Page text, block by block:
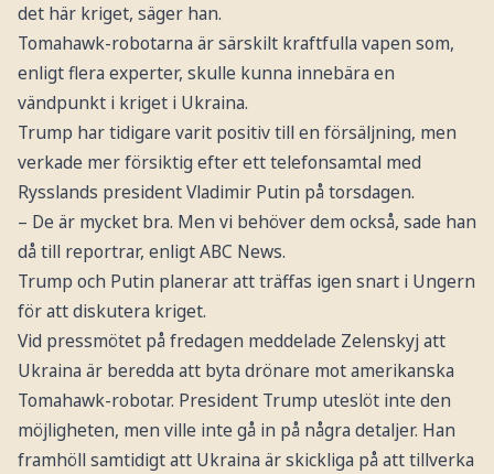
det här kriget, säger han.
Tomahawk-robotarna är särskilt kraftfulla vapen som,
enligt flera experter, skulle kunna innebära en
vändpunkt i kriget i Ukraina.
Trump har tidigare varit positiv till en försäljning, men
verkade mer försiktig efter ett telefonsamtal med
Rysslands president Vladimir Putin på torsdagen.
– De är mycket bra. Men vi behöver dem också, sade han
då till reportrar, enligt ABC News.
Trump och Putin planerar att träffas igen snart i Ungern
för att diskutera kriget.
Vid pressmötet på fredagen meddelade Zelenskyj att
Ukraina är beredda att byta drönare mot amerikanska
Tomahawk-robotar. President Trump uteslöt inte den
möjligheten, men ville inte gå in på några detaljer. Han
framhöll samtidigt att Ukraina är skickliga på att tillverka